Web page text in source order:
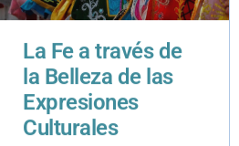
La Fe a través de
la Belleza de las
Expresiones
Culturales
10 de septiembre de 2012